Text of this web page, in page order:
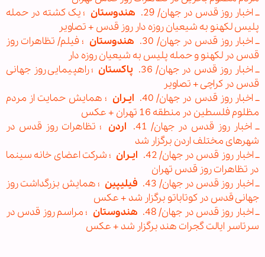
ــ اخبار روز قدس در جهان/ 29.
هندوستان ؛ یک کشته در حمله
پلیس لکهنو به شیعیان روزه دار روز قدس + تصاویر
ــ اخبار روز قدس در جهان/ 30.
هندوستان ؛ فیلم/ تظاهرات روز
قدس در لکهنو و حمله پلیس به شیعیان روزه دار
ــ اخبار روز قدس در جهان/ 36.
پاکستان ؛ راهپیمایی روز جهانی
قدس در کراچی + تصاویر
ــ اخبار روز قدس در جهان/ 40.
ایـران ؛ همایش حمایت از مردم
مظلوم فلسطین در منطقه 16 تهران + عکس
ــ اخبار روز قدس در جهان/ 41.
اردن ؛ تظاهرات روز قدس در
شهرهای مختلف اردن برگزار شد
ــ اخبار روز قدس در جهان/ 42.
ایـران ؛ شرکت اعضای خانه سینما
در تظاهرات روز قدس تهران
ــ اخبار روز قدس در جهان/ 43.
فیلیپین ؛ همایش بزرگداشت روز
جهانی قدس در کوتاباتو برگزار شد + عکس
ــ اخبار روز قدس در جهان/ 48.
هندوستان ؛ مراسم روز قدس در
سرتاسر ایالت گجرات هند برگزار شد + عکس